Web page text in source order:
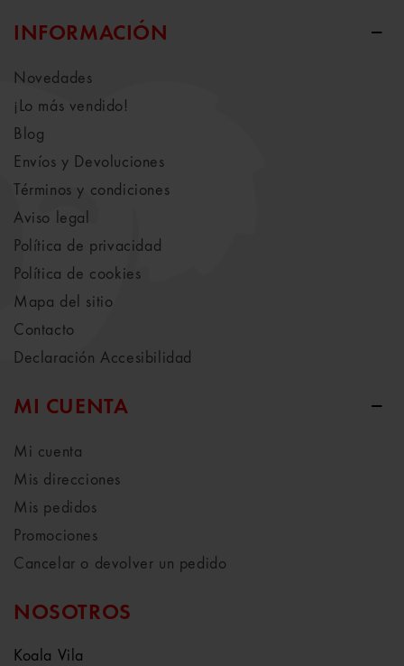
INFORMACIÓN
Novedades
¡Lo más vendido!
Blog
Envíos y Devoluciones
Términos y condiciones
Aviso legal
Política de privacidad
Política de cookies
Mapa del sitio
Contacto
Declaración Accesibilidad
MI CUENTA
Mi cuenta
Mis direcciones
Mis pedidos
Promociones
Cancelar o devolver un pedido
NOSOTROS
Koala Vila